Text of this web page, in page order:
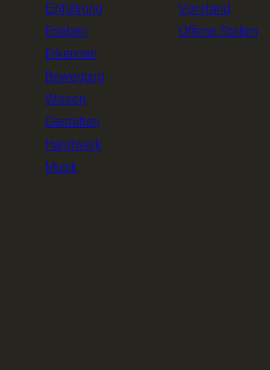
Einführung
Erleben
Erkennen
Bewegung
Wissen
Gestalten
Handwerk
Musik
Vorstand
Offene Stellen